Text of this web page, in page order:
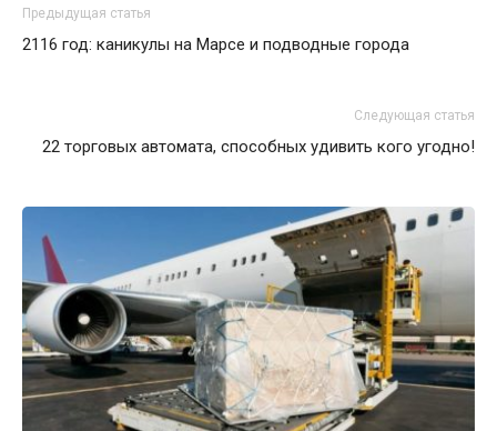
Предыдущая статья
2116 год: каникулы на Марсе и подводные города
Следующая статья
22 торговых автомата, способных удивить кого угодно!